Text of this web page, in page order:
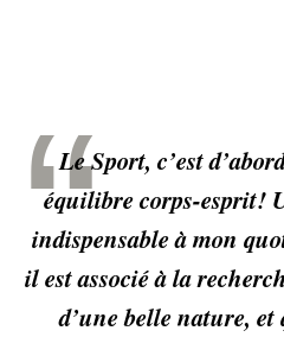
Le Sport, c’est
équilibre corps-esprit!
indispensable à mon
il est associé à la
d’une belle nature, et